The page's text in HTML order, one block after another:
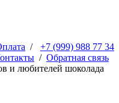
+7 (999) 988 77 34
/
/ Обратная связь
и любителей шоколада